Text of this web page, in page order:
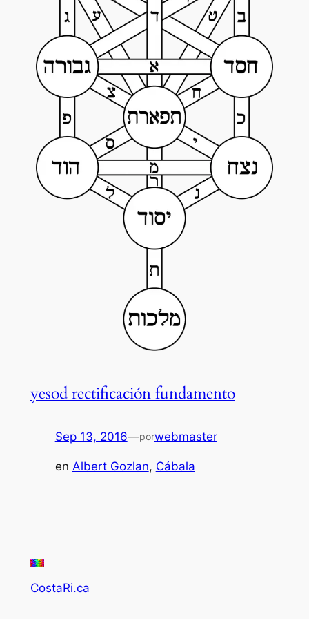
yesod rectificación fundamento
Sep 13, 2016—porwebmaster
en Albert Gozlan, Cábala
CostaRi.ca